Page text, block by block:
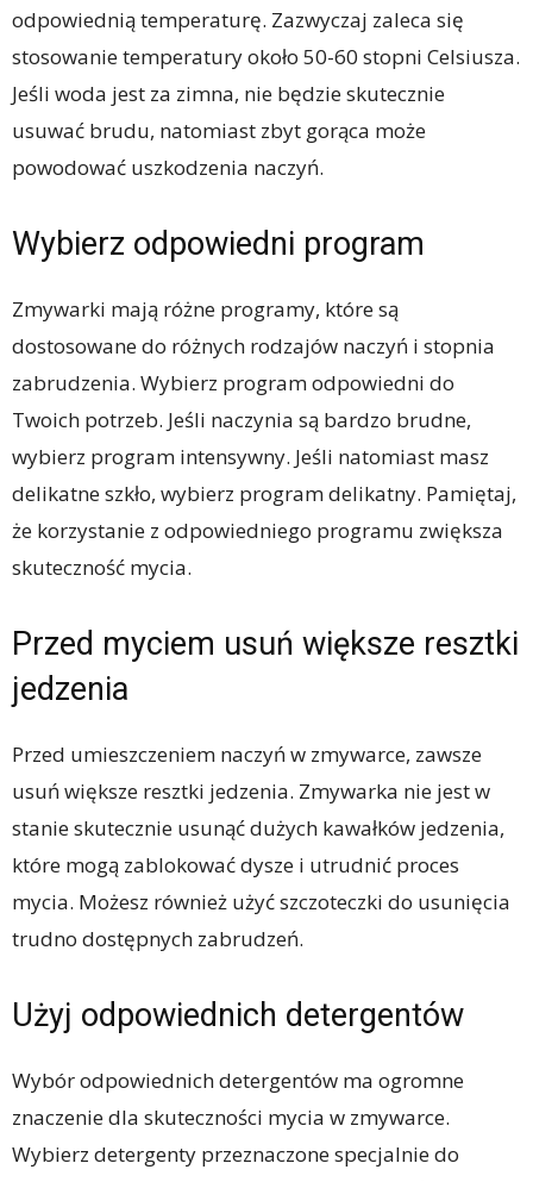
odpowiednią temperaturę. Zazwyczaj zaleca się
stosowanie temperatury około 50-60 stopni Celsiusza.
Jeśli woda jest za zimna, nie będzie skutecznie
usuwać brudu, natomiast zbyt gorąca może
powodować uszkodzenia naczyń.
Wybierz odpowiedni program
Zmywarki mają różne programy, które są
dostosowane do różnych rodzajów naczyń i stopnia
zabrudzenia. Wybierz program odpowiedni do
Twoich potrzeb. Jeśli naczynia są bardzo brudne,
wybierz program intensywny. Jeśli natomiast masz
delikatne szkło, wybierz program delikatny. Pamiętaj,
że korzystanie z odpowiedniego programu zwiększa
skuteczność mycia.
Przed myciem usuń większe resztki
jedzenia
Przed umieszczeniem naczyń w zmywarce, zawsze
usuń większe resztki jedzenia. Zmywarka nie jest w
stanie skutecznie usunąć dużych kawałków jedzenia,
które mogą zablokować dysze i utrudnić proces
mycia. Możesz również użyć szczoteczki do usunięcia
trudno dostępnych zabrudzeń.
Użyj odpowiednich detergentów
Wybór odpowiednich detergentów ma ogromne
znaczenie dla skuteczności mycia w zmywarce.
Wybierz detergenty przeznaczone specjalnie do